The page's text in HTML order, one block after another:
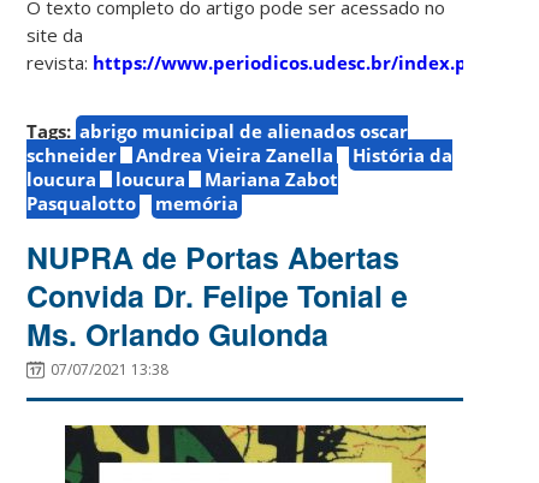
O texto completo do artigo pode ser acessado no
site da
revista: https://www.periodicos.udesc.br/index.php/
Tags: abrigo municipal de alienados oscar
schneider
Andrea Vieira Zanella
História da
loucura
loucura
Mariana Zabot
Pasqualotto
memória
NUPRA de Portas Abertas
Convida Dr. Felipe Tonial e
Ms. Orlando Gulonda
07/07/2021 13:38